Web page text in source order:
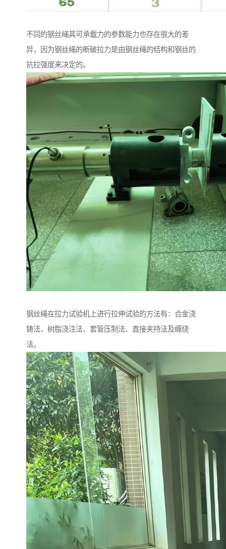
不同的钢丝绳其可承载力的参数能力也存在很大的差
异，因为钢丝绳的断破拉力是由钢丝绳的结构和钢丝的
抗拉强度来决定的。
钢丝绳在拉力试验机上进行拉伸试验的方法有：合金浇
铸法、树脂浇注法、套管压制法、直接夹持法及缠绕
法。